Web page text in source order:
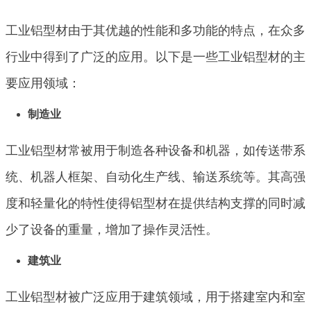
工业铝型材由于其优越的性能和多功能的特点，在众多
行业中得到了广泛的应用。以下是一些工业铝型材的主
要应用领域：
制造业
工业铝型材常被用于制造各种设备和机器，如传送带系
统、机器人框架、自动化生产线、输送系统等。其高强
度和轻量化的特性使得铝型材在提供结构支撑的同时减
少了设备的重量，增加了操作灵活性。
建筑业
工业铝型材被广泛应用于建筑领域，用于搭建室内和室